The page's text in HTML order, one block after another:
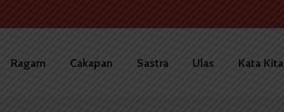
Ragam Cakapan Sastra Ulas Kata Kita